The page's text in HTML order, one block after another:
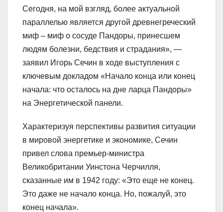
Сегодня, на мой взгляд, более актуальной
параллелью является другой древнегреческий
миф – миф о сосуде Пандоры, принесшем
людям болезни, бедствия и страдания», —
заявил Игорь Сечин в ходе выступления с
ключевым докладом «Начало конца или конец
начала: что осталось на дне ларца Пандоры»
на Энергетической панели.
Характеризуя перспективы развития ситуации
в мировой энергетике и экономике, Сечин
привел слова премьер-министра
Великобритании Уинстона Черчилля,
сказанные им в 1942 году: «Это еще не конец.
Это даже не начало конца. Но, пожалуй, это
конец начала».